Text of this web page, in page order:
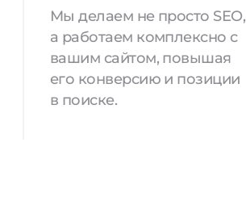
Мы делаем не просто SEO,
а работаем комплексно с
вашим сайтом, повышая
его конверсию и позиции
в поиске.